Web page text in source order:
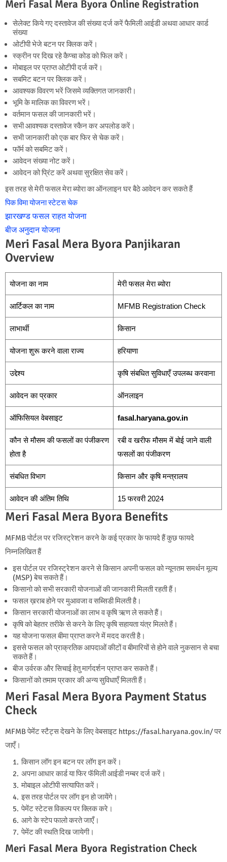
Meri Fasal Mera Byora Online Registration
सेलेक्ट किये गए दस्तावेज की संख्या दर्ज करें फैमिली आईडी अथवा आधार कार्ड
संख्या
ओटीपी भेजे बटन पर क्लिक करें।
स्क्रीन पर दिख रहे कैप्चा कोड को फिल करें।
मोबाइल पर प्राप्त ओटीपी दर्ज करें।
सबमिट बटन पर क्लिक करें।
आवश्यक विवरण भरें जिसमे व्यक्तिगत जानकारी।
भूमि के मालिक का विवरण भरें।
वर्तमान फसल की जानकारी भरें।
सभी आवश्यक दस्तावेज स्कैन कर अपलोड करें।
सभी जानकारी को एक बार फिर से चेक करें।
फॉर्म को सबमिट करें।
आवेदन संख्या नोट करें।
आवेदन को प्रिंट करें अथवा सुरक्षित सेव करें।
इस तरह से मेरी फसल मेरा ब्योरा का ऑनलाइन घर बैठे आवेदन कर सकते हैं
पिक विमा योजना स्टेटस चेक
झारखण्ड फसल राहत योजना
बीज अनुदान योजना
Meri Fasal Mera Byora Panjikaran
Overview
योजना का नाम मेरी फसल मेरा ब्योरा
आर्टिकल का नाम MFMB Registration Check
लाभार्थी किसान
योजना शुरू करने वाला राज्य हरियाणा
उद्देश्य कृषि संबधित सुविधाएँ उपलब्ध करवाना
आवेदन का प्रकार ऑनलाइन
ऑफिसियल वेबसाइट fasal.haryana.gov.in
कौन से मौसम की फसलों का पंजीकरण
होता है
रबी व खरीफ मौसम में बोई जाने वाली
फसलों का पंजीकरण
संबधित विभाग किसान और कृषि मन्त्रालय
आवेदन की अंतिम तिथि 15 फरवरी 2024
Meri Fasal Mera Byora Benefits
MFMB पोर्टल पर रजिस्ट्रेशन करने के कई प्रकार के फायदे हैं कुछ फायदे
निम्नलिखित हैं
इस पोर्टल पर रजिस्ट्रेशन करने से किसान अपनी फसल को न्यूनतम समर्थन मूल्य
(MSP) बेच सकते हैं।
किसानो को सभी सरकारी योजनाओं की जानकारी मिलती रहती हैं।
फसल ख़राब होने पर मुआवजा व सब्सिडी मिलती है।
किसान सरकारी योजनाओं का लाभ व कृषि ऋण ले सकते हैं।
कृषि को बेहतर तरीके से करने के लिए कृषि सहायता यंत्र मिलते हैं।
यह योजना फसल बीमा प्राप्त करने में मदद करती है।
इससे फसल को प्राक्रतिक आपदाओं कीटों व बीमारियों से होने वाले नुकसान से बचा
सकते हैं।
बीज उर्वरक और सिचाई हेतु मार्गदर्शन प्राप्त कर सकते हैं।
किसानों को तमाम प्रकार की अन्य सुविधाएँ मिलती हैं।
Meri Fasal Mera Byora Payment Status
Check
MFMB पेमेंट स्टैट्स देखने के लिए वेबसाइट https://fasal.haryana.gov.in/ पर
जाएँ।
किसान लॉग इन बटन पर लॉग इन करें।
अपना आधार कार्ड या फिर फॅमिली आईडी नम्बर दर्ज करें।
मोबाइल ओटीपी सत्यापित करें।
इस तरह पोर्टल पर लॉग इन हो जायेंगे।
पेमेंट स्टेटस विकल्प पर क्लिक करे।
आगे के स्टेप फालो करते जाएँ।
पेमेंट की स्थति दिख जायेगी।
Meri Fasal Mera Byora Registration Check